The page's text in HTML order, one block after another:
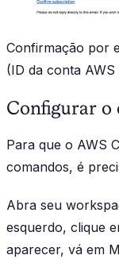
Confirmação por
(ID da conta
Configurar o
Para que o AWS
comandos, é
Abra seu
esquerdo, clique
aparecer, vá em